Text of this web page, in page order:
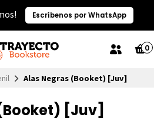
Escríbenos por WhatsApp
0
Alas Negras (Booket) [Juv]
[Juv]